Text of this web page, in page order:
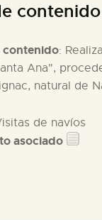
contenido:
Ana",
natural de
de navíos
asociado